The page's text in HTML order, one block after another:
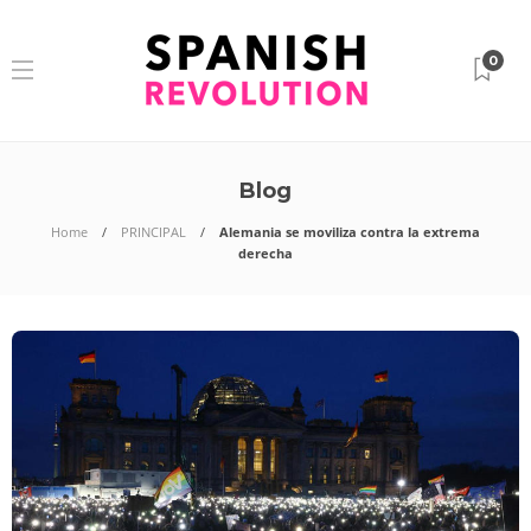
0
Blog
Home PRINCIPAL
Alemania se moviliza contra la extrema
derecha